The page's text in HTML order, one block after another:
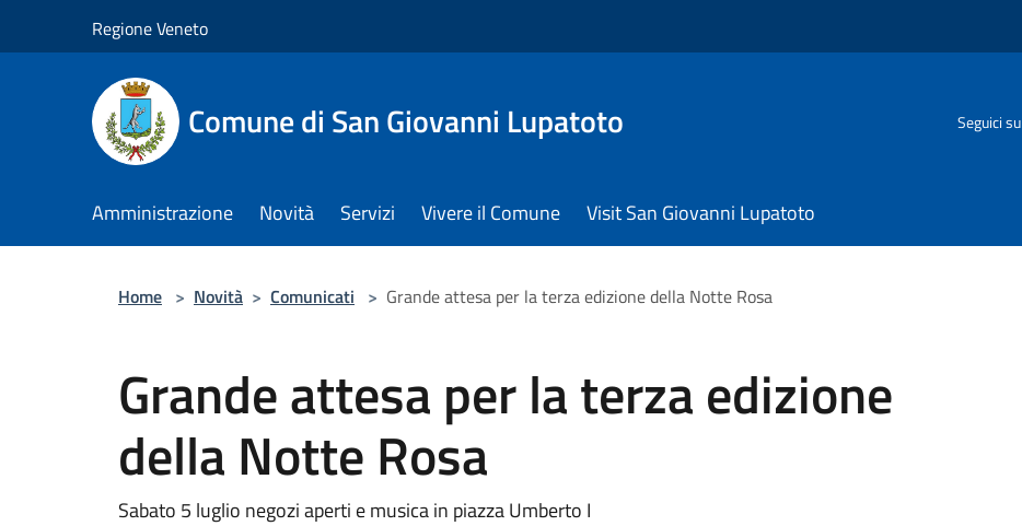
Regione Veneto
Comune di San Giovanni Lupatoto Seguici su
Amministrazione Novità Servizi Vivere il Comune Visit San Giovanni Lupatoto
Home > Novità > Comunicati > Grande attesa per la terza edizione della Notte Rosa
Grande attesa per la terza edizione
della Notte Rosa
Sabato 5 luglio negozi aperti e musica in piazza Umberto I